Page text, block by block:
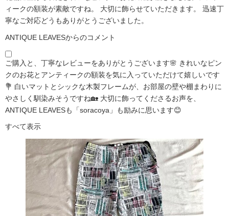
ィークの額装が素敵ですね。 大切に飾らせていただきます。 迅速丁
寧なご対応どうもありがとうございました。
ANTIQUE LEAVESからのコメント
ご購入と、丁寧なレビューをありがとうございます🌸 きれいなピン
クのお花とアンティークの額装を気に入っていただけて嬉しいです
💐 白いマットとシックな木製フレームが、お部屋の壁や棚まわりに
やさしく馴染みそうですね🏡 大切に飾ってくださるお声を、
ANTIQUE LEAVESも「soracoya」も励みに思います😊
すべて表示